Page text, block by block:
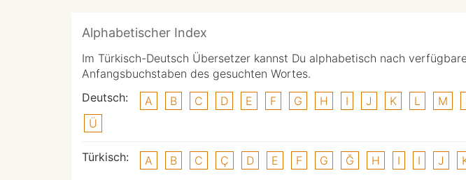
Alphabetischer Index
Im Türkisch-Deutsch Übersetzer kannst Du alphabetisch nach
Anfangsbuchstaben des gesuchten Wortes.
Deutsch:
A B C D E F G H I J K L M
Ü
Türkisch: A B C Ç D E F G Ğ H I I J